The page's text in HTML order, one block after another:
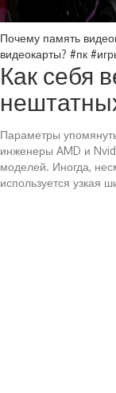
Почему память
видеокарты? #пк
Как себя
Параметры
инженеры AMD и
моделей. Иногда,
используется узкая